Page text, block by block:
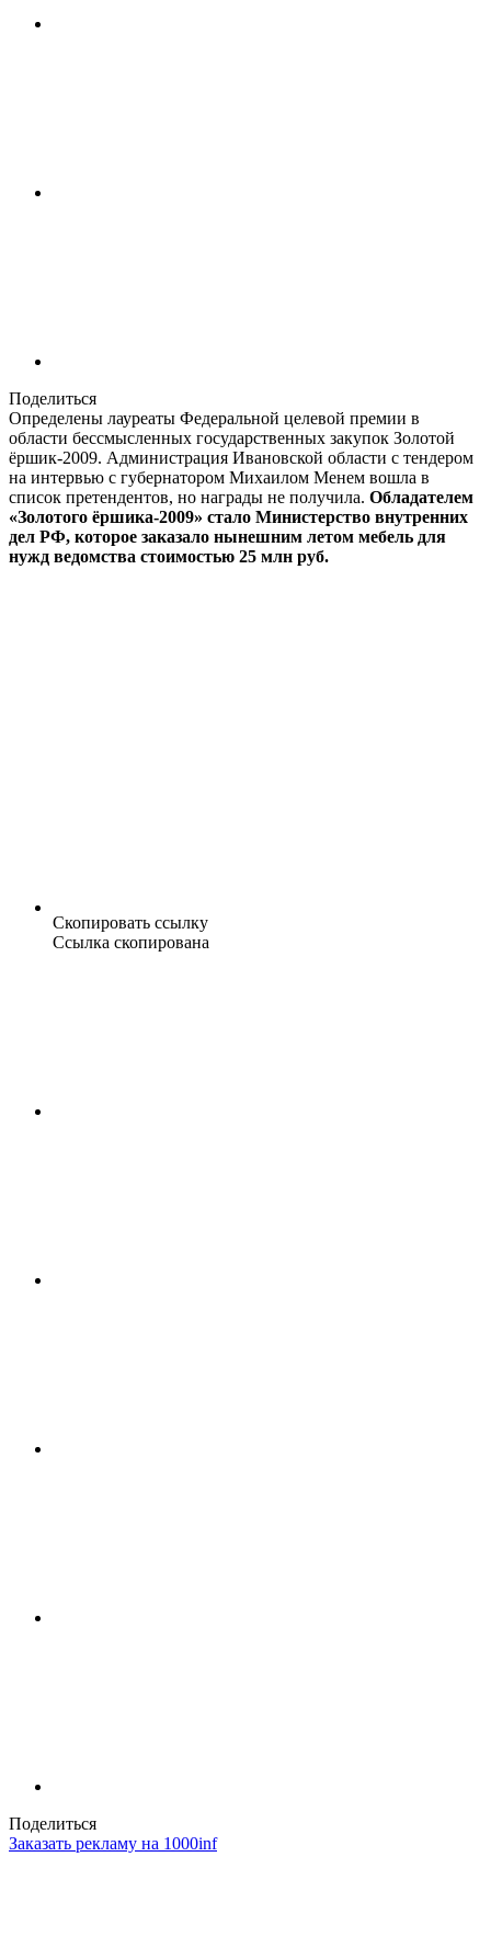
Поделиться
Определены лауреаты Федеральной целевой премии в
области бессмысленных государственных закупок Золотой
ёршик-2009. Администрация Ивановской области c тендером
на интервью с губернатором Михаилом Менем вошла в
список претендентов, но награды не получила. Обладателем
«Золотого ёршика-2009» стало Министерство внутренних
дел РФ, которое заказало нынешним летом мебель для
нужд ведомства стоимостью 25 млн руб.
Скопировать ссылку
Ссылка скопирована
Поделиться
Заказать рекламу на 1000inf